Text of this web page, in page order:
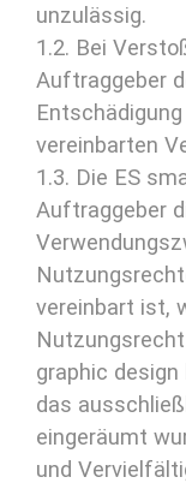
unzulässig.
1.2. Bei
Auftraggeber
vereinbarten
1.3. Die ES
Auftraggeber
vereinbart ist,
graphic
das
eingeräumt
und